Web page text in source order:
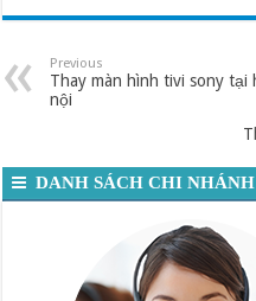
Previous
Thay màn hình tivi sony tại
nội
DANH SÁCH CHI